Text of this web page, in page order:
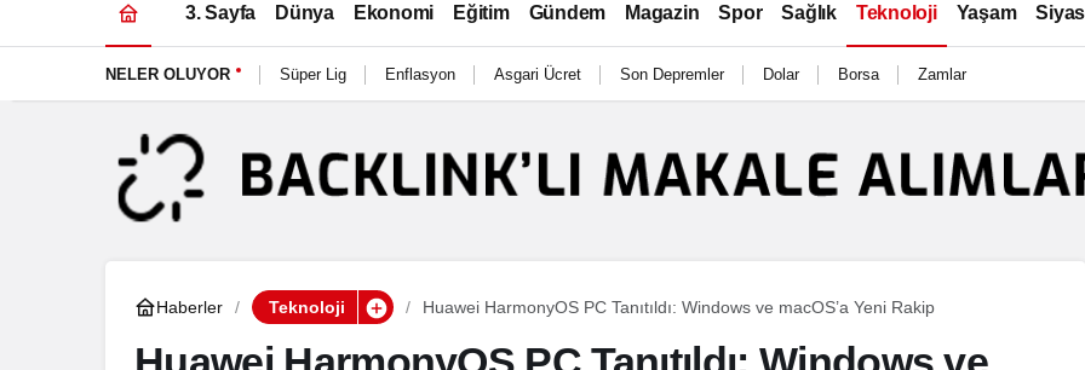
3. Sayfa Dünya Ekonomi Eğitim Gündem Magazin Spor Sağlık Teknoloji Yaşam
NELER OLUYOR Süper Lig Enflasyon Asgari Ücret Son Depremler Dolar Borsa Zamlar
Haberler Teknoloji Huawei HarmonyOS PC Tanıtıldı: Windows ve macOS’a Yeni Rakip